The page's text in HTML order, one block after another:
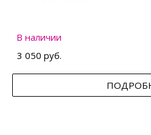
В наличии
3 050 руб.